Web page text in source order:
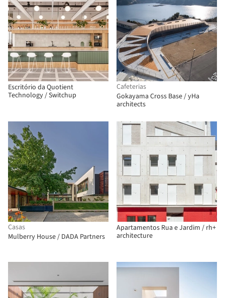
Escritório da Quotient
Technology / Switchup
Cafeterias
Gokayama Cross Base / yHa
architects
Casas
Mulberry House / DADA Partners
Apartamentos Rua e Jardim / rh+
architecture